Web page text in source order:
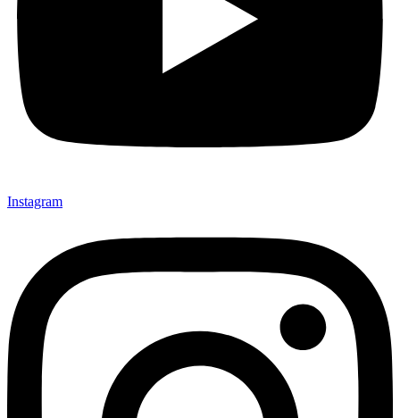
Instagram